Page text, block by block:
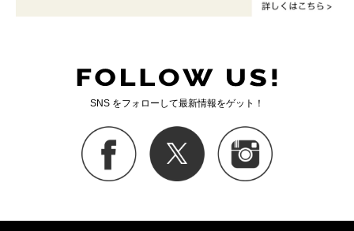
SNS をフォローして最新情報をゲット！